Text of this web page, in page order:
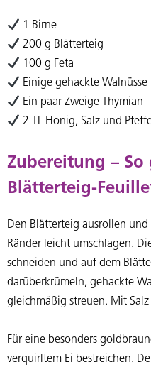
1 Birne
200 g Blätterteig
100 g Feta
Einige gehackte Walnüsse
Ein paar Zweige Thymian
2 TL Honig, Salz und
Zubereitung – So
Blätterteig-
Den Blätterteig ausrollen
Ränder leicht umschlagen.
schneiden und auf dem
darüberkrümeln, gehackte
gleichmäßig streuen. Mit
Für eine besonders
verquirltem Ei bestreichen.